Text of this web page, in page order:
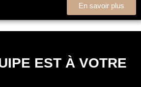
En savoir plus
EST À VOTRE